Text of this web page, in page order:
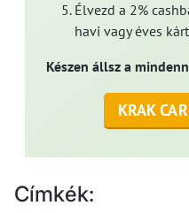
Élvezd a 2%
havi vagy éves
Készen állsz a
KRAK
Címkék: